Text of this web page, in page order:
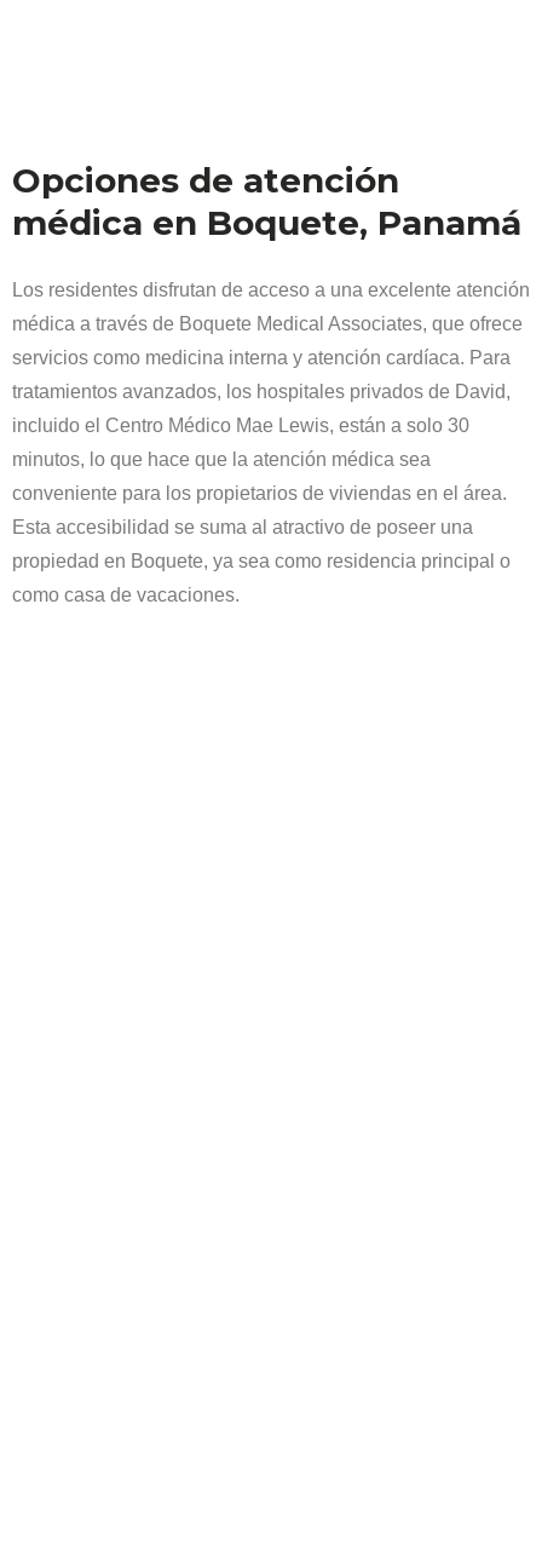
Opciones de atención
médica en Boquete, Panamá
Los residentes disfrutan de acceso a una excelente atención
médica a través de Boquete Medical Associates, que ofrece
servicios como medicina interna y atención cardíaca. Para
tratamientos avanzados, los hospitales privados de David,
incluido el Centro Médico Mae Lewis, están a solo 30
minutos, lo que hace que la atención médica sea
conveniente para los propietarios de viviendas en el área.
Esta accesibilidad se suma al atractivo de poseer una
propiedad en Boquete, ya sea como residencia principal o
como casa de vacaciones.